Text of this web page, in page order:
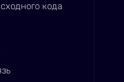
кода